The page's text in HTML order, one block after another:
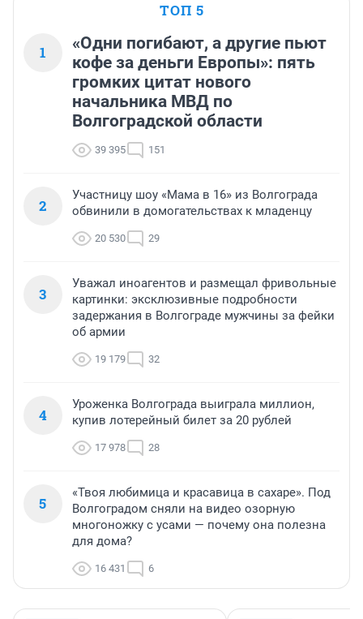
ТОП 5
1
«Одни погибают, а другие пьют
кофе за деньги Европы»: пять
громких цитат нового
начальника МВД по
Волгоградской области
39 395 151
2
Участницу шоу «Мама в 16» из Волгограда
обвинили в домогательствах к младенцу
20 530 29
3
Уважал иноагентов и размещал фривольные
картинки: эксклюзивные подробности
задержания в Волгограде мужчины за фейки
об армии
19 179 32
4
Уроженка Волгограда выиграла миллион,
купив лотерейный билет за 20 рублей
17 978 28
5
«Твоя любимица и красавица в сахаре». Под
Волгоградом сняли на видео озорную
многоножку с усами — почему она полезна
для дома?
16 431 6